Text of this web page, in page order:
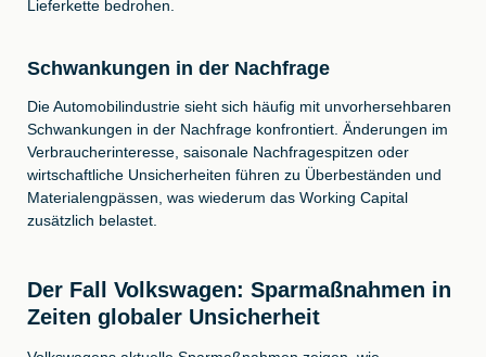
Lieferkette bedrohen.
Schwankungen in der Nachfrage
Die Automobilindustrie sieht sich häufig mit unvorhersehbaren
Schwankungen in der Nachfrage konfrontiert. Änderungen im
Verbraucherinteresse, saisonale Nachfragespitzen oder
wirtschaftliche Unsicherheiten führen zu Überbeständen und
Materialengpässen, was wiederum das Working Capital
zusätzlich belastet.
Der Fall Volkswagen: Sparmaßnahmen in
Zeiten globaler Unsicherheit